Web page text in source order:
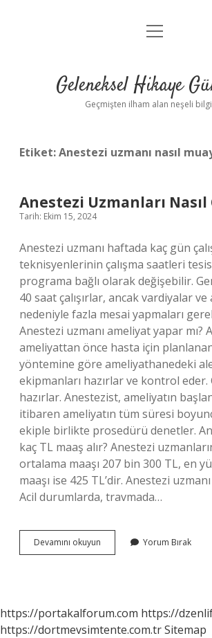
Anasayfa
Yasal Uyarı
menüyü
Geleneksel Hikaye
Geçmişten ilham alan neşeli
Etiket:Anestezi uzmanı nasıl
Anestezi Uzmanları Nasıl
Tarih: Ekim 15, 2024
Anestezi uzmanı haftada kaç gün
teknisyenlerinin çalışma saatleri
programa bağlı olarak değişebilir.
40 saat çalışırlar, ancak vardiyalar
nedeniyle fazla mesai yapmaları
Anestezi uzmanı ameliyat yapar mı?
ameliyattan önce hasta için
yöntemine göre ameliyathanedeki
ekipmanları hazırlar ve kontrol eder.
hazırlar. Anestezist, ameliyatın
itibaren ameliyatın tüm süresi
ekiple birlikte prosedürü denetler.
kaç TL maaş alır? Anestezi
ortalama maaşı 207 bin 300 TL, en
maaşı ise 425 TL’dir. Anestezi
Acil durumlarda, travmada…
Devamını okuyun Anestezi
Uzmanları
Yorum Bırak
https://portakalforum.com https://
https://dortmevsimtente.com.trSitemap